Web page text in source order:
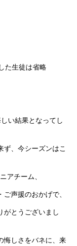
生徒は省略
い結果となってし
ず、今シーズンはこ
アチーム、
声援のおかげで、
がとうございまし
悔しさをバネに、来